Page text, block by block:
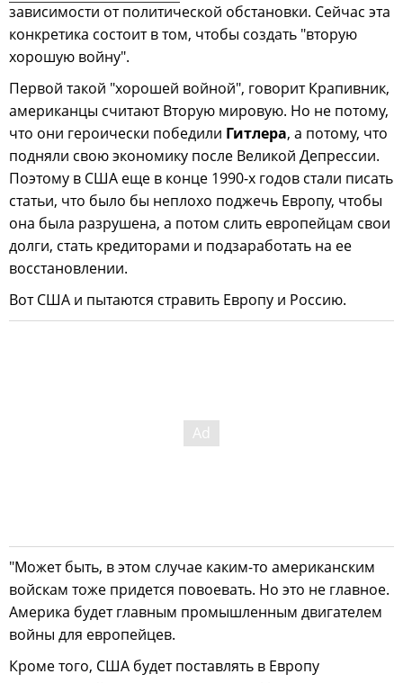
зависимости от политической обстановки. Сейчас эта
конкретика состоит в том, чтобы создать "вторую
хорошую войну".
Первой такой "хорошей войной", говорит Крапивник,
американцы считают Вторую мировую. Но не потому,
что они героически победили Гитлера, а потому, что
подняли свою экономику после Великой Депрессии.
Поэтому в США еще в конце 1990-х годов стали писать
статьи, что было бы неплохо поджечь Европу, чтобы
она была разрушена, а потом слить европейцам свои
долги, стать кредиторами и подзаработать на ее
восстановлении.
Вот США и пытаются стравить Европу и Россию.
"Может быть, в этом случае каким-то американским
войскам тоже придется повоевать. Но это не главное.
Америка будет главным промышленным двигателем
войны для европейцев.
Кроме того, США будет поставлять в Европу